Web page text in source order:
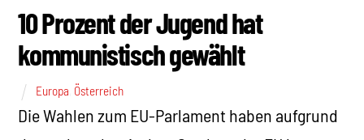
10 Prozent der Jugend hat
kommunistisch gewählt
Europa Österreich
Die Wahlen zum EU-Parlament haben aufgrund